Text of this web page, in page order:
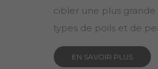
cibler une plus grande
types de poils et de
EN SAVOIR PLUS